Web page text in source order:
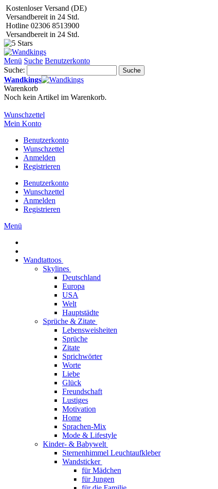
Kostenloser Versand (DE)
Versandbereit in 24 Std.
Hotline 02306 8513900
Versandbereit in 24 Std.
Menü Suche Benutzerkonto
Suche:
Suche
Wandkings
Warenkorb
Noch kein Artikel im Warenkorb.
Wunschzettel
Mein Konto
Benutzerkonto
Wunschzettel
Anmelden
Registrieren
Benutzerkonto
Wunschzettel
Anmelden
Registrieren
Menü
Wandtattoos
Skylines
Deutschland
Europa
USA
Welt
Hauptstädte
Sprüche & Zitate
Lebensweisheiten
Sprüche
Zitate
Sprichwörter
Worte
Liebe
Glück
Freundschaft
Lustiges
Motivation
Home
Sprachen-Mix
Mode & Lifestyle
Kinder- & Babywelt
Sternenhimmel Leuchtaufkleber
Wandsticker
für Mädchen
für Jungen